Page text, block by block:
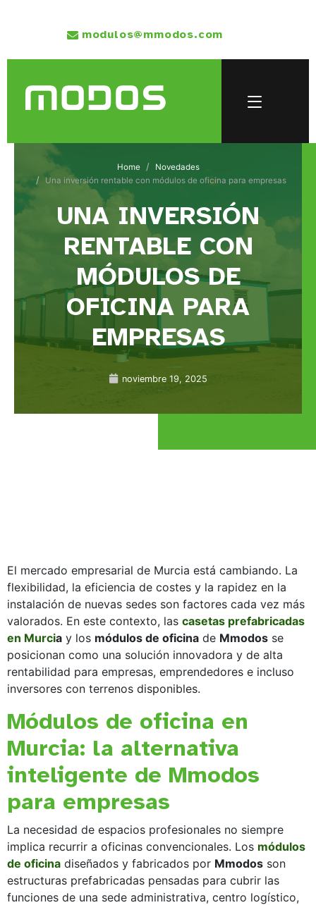
modulos@mmodos.com
Home
Novedades
Una inversión rentable con módulos de oficina para empresas
UNA INVERSIÓN
RENTABLE CON
MÓDULOS DE
OFICINA PARA
EMPRESAS
noviembre 19, 2025
El mercado empresarial de Murcia está cambiando. La
flexibilidad, la eficiencia de costes y la rapidez en la
instalación de nuevas sedes son factores cada vez más
valorados. En este contexto, las casetas prefabricadas
en Murcia y los módulos de oficina de Mmodos se
posicionan como una solución innovadora y de alta
rentabilidad para empresas, emprendedores e incluso
inversores con terrenos disponibles.
Módulos de oficina en
Murcia: la alternativa
inteligente de Mmodos
para empresas
La necesidad de espacios profesionales no siempre
implica recurrir a oficinas convencionales. Los módulos
de oficina diseñados y fabricados por Mmodos son
estructuras prefabricadas pensadas para cubrir las
funciones de una sede administrativa, centro logístico,